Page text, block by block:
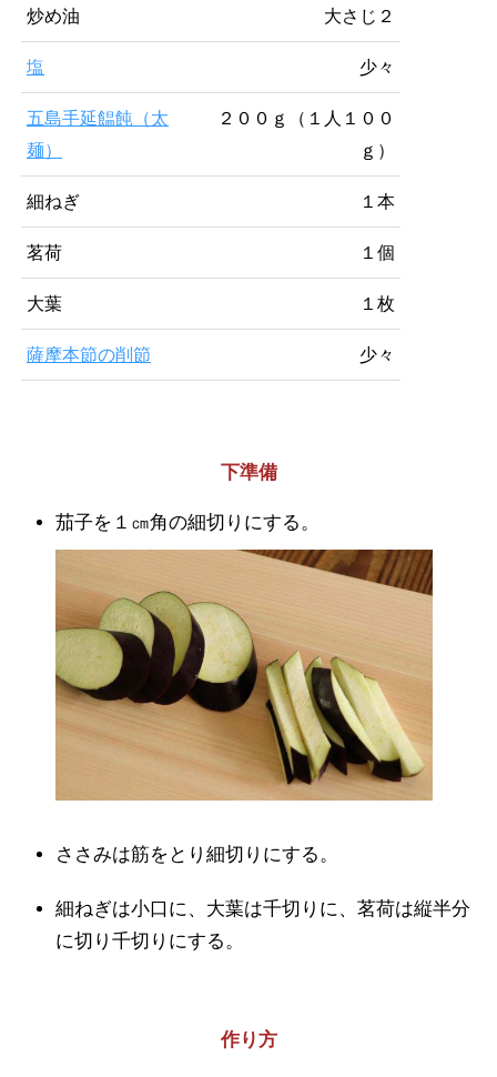
炒め油 大さじ２
塩 少々
五島手延饂飩（太
麺）
２００ｇ（１人１００
ｇ）
細ねぎ １本
茗荷 １個
大葉 １枚
薩摩本節の削節 少々
下準備
茄子を１㎝角の細切りにする。
ささみは筋をとり細切りにする。
細ねぎは小口に、大葉は千切りに、茗荷は縦半分
に切り千切りにする。
作り方